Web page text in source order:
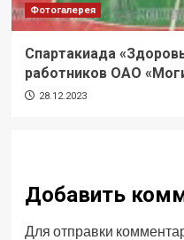
Фотогалерея
Спартакиада
работников ОАО
28.12.2023
Добавить
Для отправки